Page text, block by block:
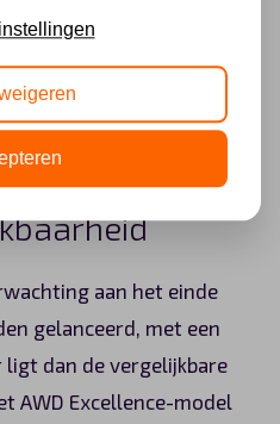
hoogwaardige
plastic, suède
bijdraagt aan het
aan het einde
gelanceerd, met een
dan de vergelijkbare
AWD Excellence-model